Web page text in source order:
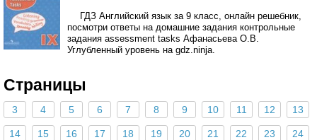
ГДЗ Английский язык за 9 класс, онлайн решебник,
посмотри ответы на домашние задания контрольные
задания assessment tasks Афанасьева О.В.
Углубленный уровень на gdz.ninja.
Страницы
3 4 5 6 7 8 9 10 11 12 13
14 15 16 17 18 19 20 21 22 23 24